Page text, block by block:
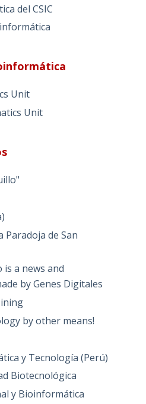
del CSIC
Unit
Unit
Paradoja de San
a news and
by Genes Digitales
by other means!
y Tecnología (Perú)
Biotecnológica
y Bioinformática